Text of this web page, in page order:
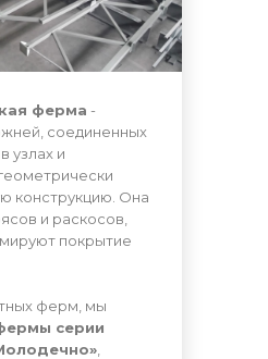
ферма -
соединенных
узлах и
конструкцию. Она
и раскосов,
покрытие
ферм, мы
серии